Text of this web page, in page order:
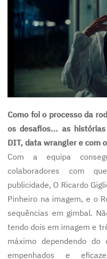
Como foi o processo da
os desafios... as
DIT, data wrangler e com
Com a equipa
colaboradores com
publicidade, O Ricardo
Pinheiro na imagem, e o
sequências em gimbal.
tendo dois em imagem e
máximo dependendo
empenhados e